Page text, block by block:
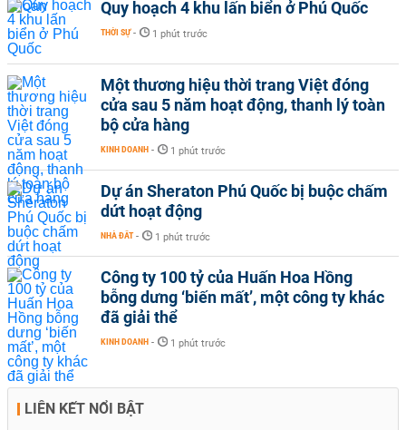
Quy hoạch 4 khu lấn biển ở Phú Quốc
THỜI SỰ - 1 phút trước
Một thương hiệu thời trang Việt đóng
cửa sau 5 năm hoạt động, thanh lý toàn
bộ cửa hàng
KINH DOANH - 1 phút trước
Dự án Sheraton Phú Quốc bị buộc chấm
dứt hoạt động
NHÀ ĐẤT - 1 phút trước
Công ty 100 tỷ của Huấn Hoa Hồng
bỗng dưng ‘biến mất’, một công ty khác
đã giải thể
KINH DOANH - 1 phút trước
LIÊN KẾT NỔI BẬT